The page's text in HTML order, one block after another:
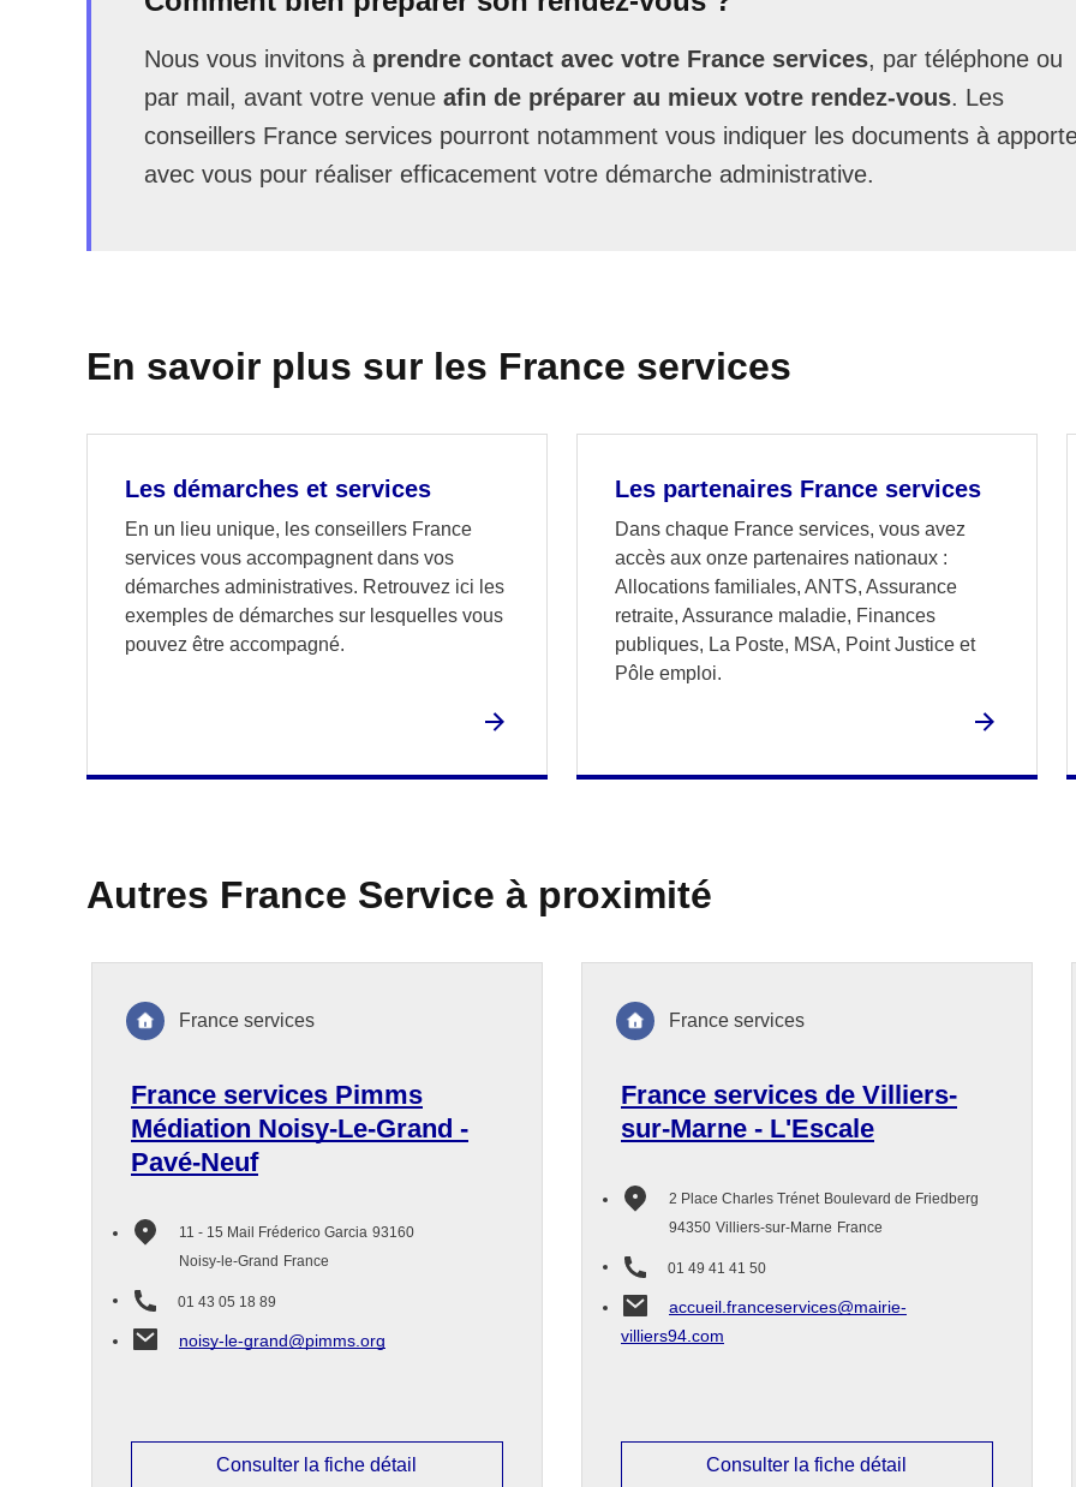
Nous vous invitons à prendre contact avec votre France services, par téléphone ou
par mail, avant votre venue afin de préparer au mieux votre rendez-vous. Les
conseillers France services pourront notamment vous indiquer les documents à
avec vous pour réaliser efficacement votre démarche administrative.
En savoir plus sur les France services
Les démarches et services
En un lieu unique, les conseillers France
services vous accompagnent dans vos
démarches administratives. Retrouvez ici les
exemples de démarches sur lesquelles vous
pouvez être accompagné.
Les partenaires France services
Dans chaque France services, vous avez
accès aux onze partenaires nationaux :
Allocations familiales, ANTS, Assurance
retraite, Assurance maladie, Finances
publiques, La Poste, MSA, Point Justice et
Pôle emploi.
Autres France Service à proximité
France services Pimms
Médiation Noisy-Le-Grand -
Pavé-Neuf
11 - 15 Mail Fréderico Garcia 93160
Noisy-le-Grand France
01 43 05 18 89
noisy-le-grand@pimms.org
France services
Consulter la fiche détail
France services de Villiers-
sur-Marne - L'Escale
2 Place Charles Trénet Boulevard de Friedberg
94350 Villiers-sur-Marne France
01 49 41 41 50
accueil.franceservices@mairie-
villiers94.com
France services
Consulter la fiche détail